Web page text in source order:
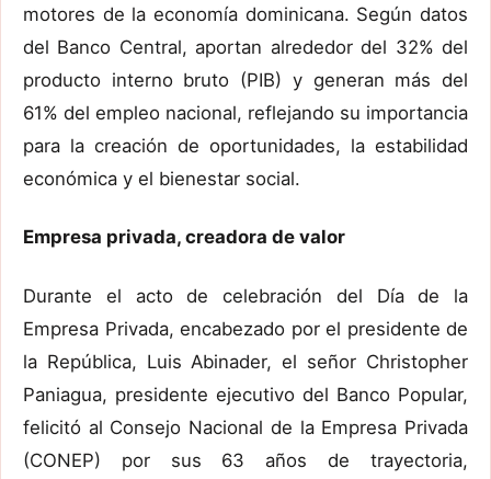
motores de la economía dominicana. Según datos
del Banco Central, aportan alrededor del 32% del
producto interno bruto (PIB) y generan más del
61% del empleo nacional, reflejando su importancia
para la creación de oportunidades, la estabilidad
económica y el bienestar social.
Empresa privada, creadora de valor
Durante el acto de celebración del Día de la
Empresa Privada, encabezado por el presidente de
la República, Luis Abinader, el señor Christopher
Paniagua, presidente ejecutivo del Banco Popular,
felicitó al Consejo Nacional de la Empresa Privada
(CONEP) por sus 63 años de trayectoria,